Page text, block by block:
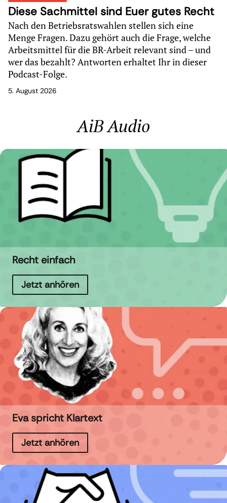
Diese Sachmittel sind Euer gutes Recht
Nach den Betriebsratswahlen stellen sich eine
Menge Fragen. Dazu gehört auch die Frage, welche
Arbeitsmittel für die BR-Arbeit relevant sind – und
wer das bezahlt? Antworten erhaltet Ihr in dieser
Podcast-Folge.
5. August 2026
AiB Audio
Recht einfach
Jetzt anhören
Eva spricht Klartext
Jetzt anhören